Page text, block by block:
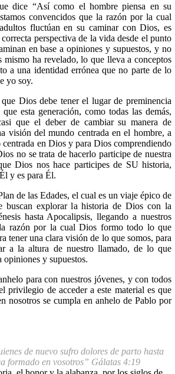
dice “Así como el hombre piensa en su
convencidos que la razón por la cual
fluctúan en su caminar con Dios, es
perspectiva de la vida desde el punto
en base a opiniones y supuestos, y no
mismo ha revelado, lo que lleva a conceptos
a una identidad errónea que no parte de lo
yo soy.
Dios debe tener el lugar de preminencia
esta generación, como todas las demás,
que el deber de cambiar su manera de
visión del mundo centrada en el hombre, a
en Dios y para Dios comprendiendo
no se trata de hacerlo participe de nuestra
Dios nos hace participes de SU historia,
y es para Él.
de las Edades, el cual es un viaje épico de
buscan explorar la historia de Dios con la
hasta Apocalipsis, llegando a nuestros
razón por la cual Dios formo todo lo que
tener una clara visión de lo que somos, para
a la altura de nuestro llamado, de lo que
opiniones y supuestos.
para con nuestros jóvenes, y con todos
privilegio de acceder a este material es que
nosotros se cumpla en anhelo de Pablo por
de nuevo sufro dolores de parto hasta
formado en vosotros” Gálatas 4:19